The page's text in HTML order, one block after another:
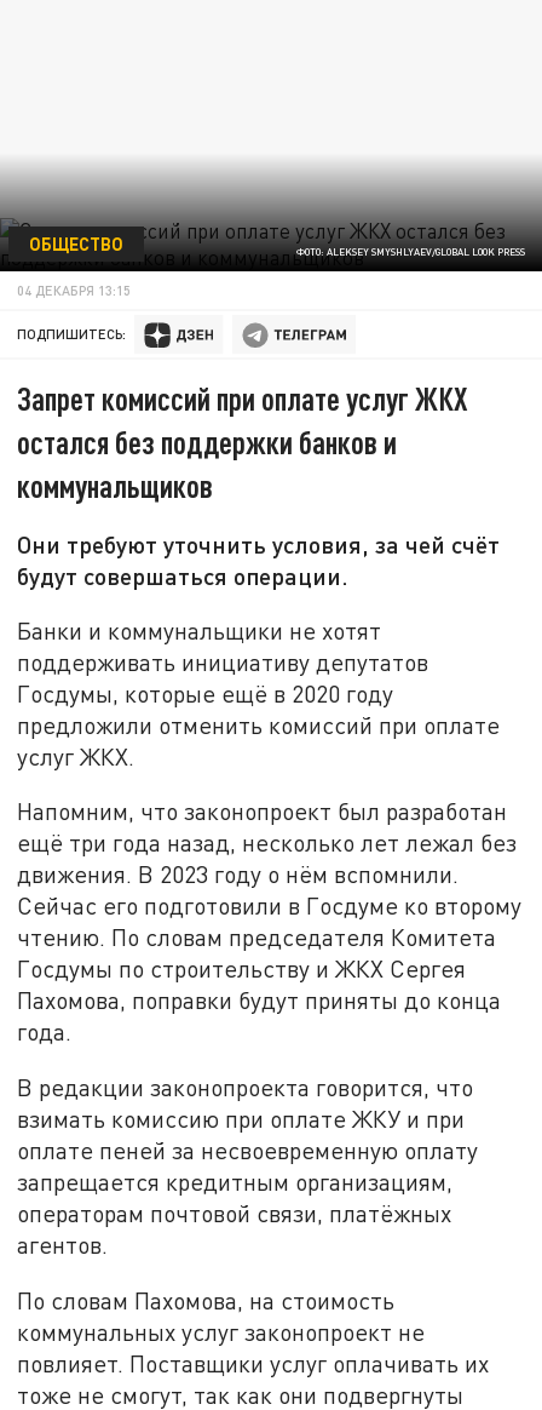
ФОТО: ALEKSEY SMYSHLYAEV/GLOBAL LOOK PRESS
ОБЩЕСТВО
04 ДЕКАБРЯ 13:15
ПОДПИШИТЕСЬ:
Запрет комиссий при оплате услуг ЖКХ
остался без поддержки банков и
коммунальщиков
Они требуют уточнить условия, за чей счёт
будут совершаться операции.
Банки и коммунальщики не хотят
поддерживать инициативу депутатов
Госдумы, которые ещё в 2020 году
предложили отменить комиссий при оплате
услуг ЖКХ.
Напомним, что законопроект был разработан
ещё три года назад, несколько лет лежал без
движения. В 2023 году о нём вспомнили.
Сейчас его подготовили в Госдуме ко второму
чтению. По словам председателя Комитета
Госдумы по строительству и ЖКХ Сергея
Пахомова, поправки будут приняты до конца
года.
В редакции законопроекта говорится, что
взимать комиссию при оплате ЖКУ и при
оплате пеней за несвоевременную оплату
запрещается кредитным организациям,
операторам почтовой связи, платёжных
агентов.
По словам Пахомова, на стоимость
коммунальных услуг законопроект не
повлияет. Поставщики услуг оплачивать их
тоже не смогут, так как они подвергнуты